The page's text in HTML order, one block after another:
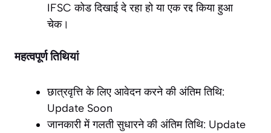
IFSC कोड दिखाई दे रहा हो या एक रद्द किया हुआ
चेक।
महत्वपूर्ण तिथियां
छात्रवृत्ति के लिए आवेदन करने की अंतिम तिथि:
Update Soon
जानकारी में गलती सुधारने की अंतिम तिथि: Update